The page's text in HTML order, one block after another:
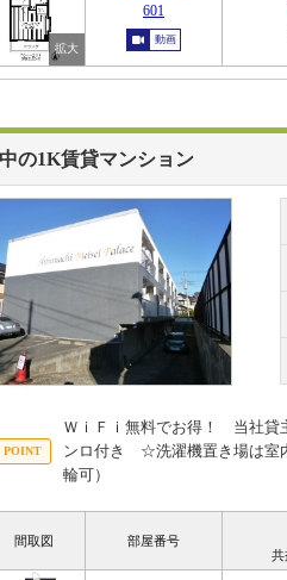
601
動画
の1K賃貸マンション
ＷｉＦｉ無料でお得！ 当社貸
ンロ付き ☆洗濯機置き場は室
輪可）
間取図 部屋番号
共